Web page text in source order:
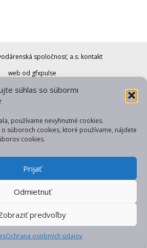
súhlas so súbormi
používame nevyhnutné cookies.
súboroch cookies, ktoré používame, nájdete
cookies.
Prijať
Odmietnuť
predvoľby
Ochrana osobných údajov
spoločnosť, a.s. kontakt
web od gfxpulse